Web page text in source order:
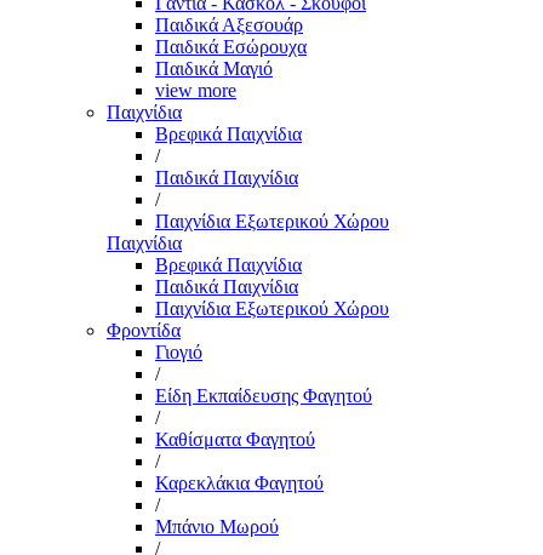
Παιδικά Αξεσουάρ
Παιδικά Εσώρουχα
Παιδικά Μαγιό
view more
Παιχνίδια
Βρεφικά Παιχνίδια
/
Παιδικά Παιχνίδια
/
Παιχνίδια Εξωτερικού Χώρου
Παιχνίδια
Βρεφικά Παιχνίδια
Παιδικά Παιχνίδια
Παιχνίδια Εξωτερικού Χώρου
Φροντίδα
Γιογιό
/
Είδη Εκπαίδευσης Φαγητού
/
Καθίσματα Φαγητού
/
Καρεκλάκια Φαγητού
/
Μπάνιο Μωρού
/